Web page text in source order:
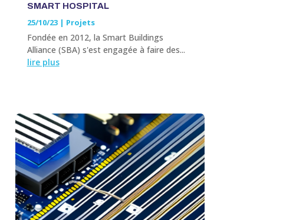
SMART HOSPITAL
25/10/23| Projets
Fondée en 2012, la Smart Buildings
Alliance (SBA) s'est engagée à faire des...
lire plus